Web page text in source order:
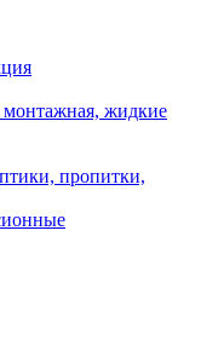
монтажная, жидкие
пропитки,